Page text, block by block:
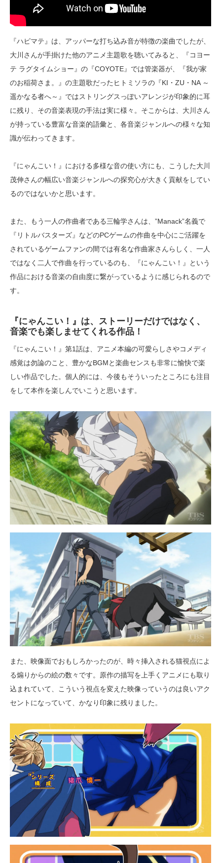
『ハピマテ』は、アッパーな打ち込み音が特徴の楽曲でしたが、
大川さんが手掛けた他のアニメ主題歌を聴いてみると、『コヨー
テ ラグタイムショー』の『COYOTE』では管楽器が、『我が家
のお稲荷さま。』の主題歌だったヒトミソラの『KI・ZU・NA ～
遥かなる者へ～』ではストリングスっぽいアレンジが印象的に耳
に残り、その音楽表現の手法は実に様々。そこからは、大川さん
が持っている豊富な音楽的語彙と、各音楽ジャンルへの様々な知
識が伝わってきます。
『にゃんこい！』における多様な音の使い方にも、こうした大川
茂伸さんの幅広い音楽ジャンルへの探究心が大きく貢献をしてい
るのではないかと思います。
また、もう一人の作曲者である三輪学さんは、”Manack”名義で
『リトルバスターズ』などのPCゲームの作曲を中心にご活躍を
されているゲームファンの間では有名な作曲家さんらしく、一人
ではなく二人で作曲を行っているのも、『にゃんこい！』という
作品における音楽の自由度に繋がっているように感じられるので
す。
『にゃんこい！』は、ストーリーだけではなく、
音楽でも楽しませてくれる作品！
『にゃんこい！』第1話は、アニメ本編の可愛らしさやコメディ
感覚は勿論のこと、豊かなBGMと楽曲センスも非常に愉快で楽
しい作品でした。個人的には、今後もそういったところにも注目
をして本作を楽しんでいこうと思います。
また、映像面でおもしろかったのが、時々挿入される猫視点によ
る煽りからの絵の数々です。原作の描写を上手くアニメにも取り
込まれていて、こういう視点を変えた映像っていうのは良いアク
セントになっていて、かなり印象に残りました。